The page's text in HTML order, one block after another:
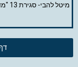
מיטל להבי- סגירת 13 "מדרחובים " בתמיכת העמותות וללא שיתוף ציבור